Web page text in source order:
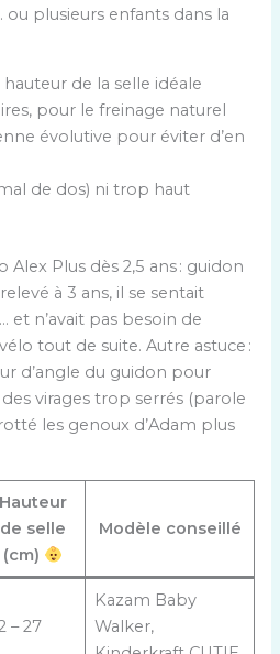
ou plusieurs enfants dans la
hauteur de la selle idéale
pour le freinage naturel
évolutive pour éviter d’en
de dos) ni trop haut
Alex Plus dès 2,5 ans : guidon
à 3 ans, il se sentait
et n’avait pas besoin de
tout de suite. Autre astuce :
d’angle du guidon pour
virages trop serrés (parole
les genoux d’Adam plus
Hauteur
de selle
(cm)
Modèle conseillé
– 27
Kazam Baby
Walker,